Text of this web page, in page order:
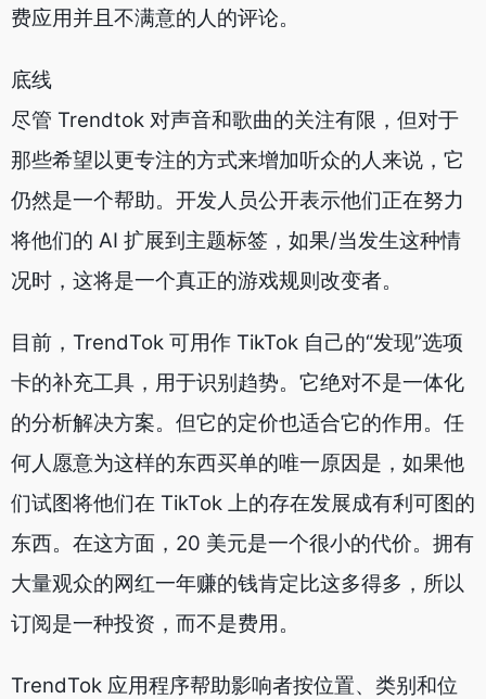
费应用并且不满意的人的评论。
底线
尽管 Trendtok 对声音和歌曲的关注有限，但对于
那些希望以更专注的方式来增加听众的人来说，它
仍然是一个帮助。开发人员公开表示他们正在努力
将他们的 AI 扩展到主题标签，如果/当发生这种情
况时，这将是一个真正的游戏规则改变者。
目前，TrendTok 可用作 TikTok 自己的“发现”选项
卡的补充工具，用于识别趋势。它绝对不是一体化
的分析解决方案。但它的定价也适合它的作用。任
何人愿意为这样的东西买单的唯一原因是，如果他
们试图将他们在 TikTok 上的存在发展成有利可图的
东西。在这方面，20 美元是一个很小的代价。拥有
大量观众的网红一年赚的钱肯定比这多得多，所以
订阅是一种投资，而不是费用。
TrendTok 应用程序帮助影响者按位置、类别和位